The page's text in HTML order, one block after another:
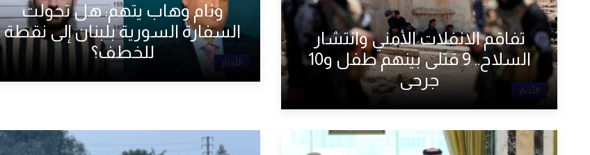
الأخبار
تفاقم الانفلات الأمني وانتشار
السلاح.. 9 قتلى بينهم طفل و10
جرحى
الأخبار
وئام وهاب يتهم: هل تحولت
السفارة السورية بلبنان إلى نقطة
للخطف؟